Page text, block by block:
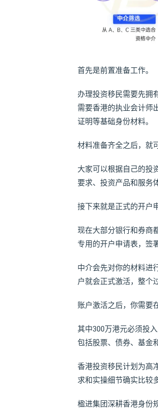
首先是前置准备工作。
办理投资移民需要先拥
需要香港的执业会计师
证明等基础身份材料。
材料准备齐全之后，就
大家可以根据自己的投
要求、投资产品和服务
接下来就是正式的开户
现在大部分银行和券商
专用的开户申请表，签
中介会先对你的材料进
户就会正式激活，整个
账户激活之后，你需要
其中300万港元必须投
包括股票、债券、基金
香港投资移民计划为高
求和实操细节确实比较
楹进集团深耕香港身份